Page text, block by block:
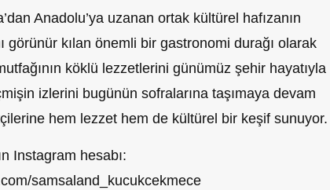
Anadolu’ya uzanan ortak kültürel hafızanın
görünür kılan önemli bir gastronomi durağı olarak
köklü lezzetlerini günümüz şehir hayatıyla
izlerini bugünün sofralarına taşımaya devam
hem lezzet hem de kültürel bir keşif sunuyor.
Instagram hesabı:
samsaland_kucukcekmece